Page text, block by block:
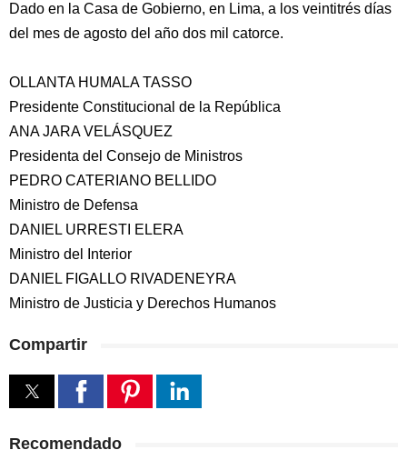
Dado en la Casa de Gobierno, en Lima, a los veintitrés días
del mes de agosto del año dos mil catorce.
OLLANTA HUMALA TASSO
Presidente Constitucional de la República
ANA JARA VELÁSQUEZ
Presidenta del Consejo de Ministros
PEDRO CATERIANO BELLIDO
Ministro de Defensa
DANIEL URRESTI ELERA
Ministro del Interior
DANIEL FIGALLO RIVADENEYRA
Ministro de Justicia y Derechos Humanos
Compartir
Recomendado